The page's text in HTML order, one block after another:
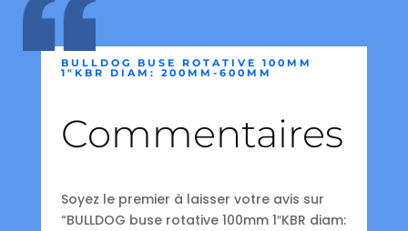
BULLDOG BUSE ROTATIVE 100MM
1″KBR DIAM: 200MM-600MM
Commentaires
Soyez le premier à laisser votre avis sur
“BULLDOG buse rotative 100mm 1″KBR diam: